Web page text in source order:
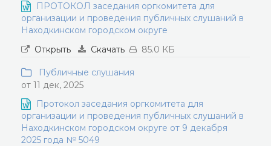
ПРОТОКОЛ заседания оргкомитета для
организации и проведения публичных слушаний в
Находкинском городском округе
Открыть
Скачать 85.0 КБ
Публичные слушания
от 11 дек, 2025
Протокол заседания оргкомитета для
организации и проведения публичных слушаний в
Находкинском городском округе от 9 декабря
2025 года № 5049